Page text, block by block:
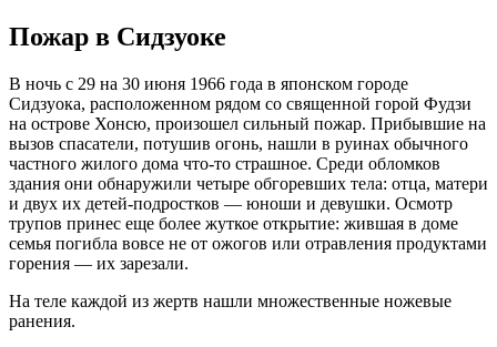
Пожар в Сидзуоке
В ночь с 29 на 30 июня 1966 года в японском городе
Сидзуока, расположенном рядом со священной горой Фудзи
на острове Хонсю, произошел сильный пожар. Прибывшие на
вызов спасатели, потушив огонь, нашли в руинах обычного
частного жилого дома что-то страшное. Среди обломков
здания они обнаружили четыре обгоревших тела: отца, матери
и двух их детей-подростков — юноши и девушки. Осмотр
трупов принес еще более жуткое открытие: жившая в доме
семья погибла вовсе не от ожогов или отравления продуктами
горения — их зарезали.
На теле каждой из жертв нашли множественные ножевые
ранения.